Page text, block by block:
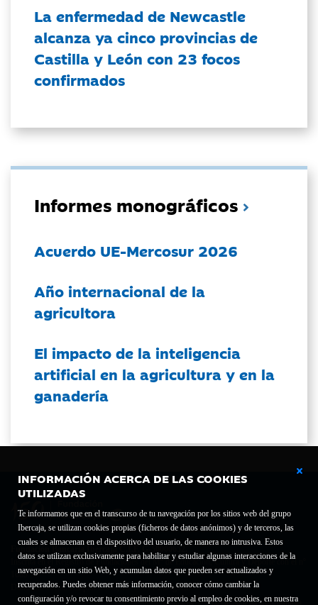
INFORMACIÓN ACERCA DE LAS COOKIES
UTILIZADAS
Te informamos que en el transcurso de tu navegación por los sitios web del grupo
Ibercaja, se utilizan cookies propias (ficheros de datos anónimos) y de terceros, las
cuales se almacenan en el dispositivo del usuario, de manera no intrusiva. Estos
datos se utilizan exclusivamente para habilitar y estudiar algunas interacciones de la
navegación en un sitio Web, y acumulan datos que pueden ser actualizados y
recuperados. Puedes obtener más información, conocer cómo cambiar la
configuración y/o revocar tu consentimiento previo al empleo de cookies, en nuestra
La enfermedad de Newcastle
alcanza ya cinco provincias de
Castilla y León con 23 focos
confirmados
Informes monográficos
Acuerdo UE-Mercosur 2026
Año internacional de la
agricultora
El impacto de la inteligencia
artificial en la agricultura y en la
ganadería
Fundación Bancaria Ibercaja C.I.F. G-50000652.
Inscrita en el Registro de Fundaciones del Mº de Educación, Cultura y Deporte con el nº
1689.
Domicilio social: Joaquín Costa, 13. 50001 Zaragoza.